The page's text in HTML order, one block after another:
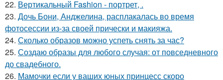
22. Вертикальный Fashion - портрет, .
23. Дочь Бони, Анджелина, расплакалась во время
фотосессии из-за своей прически и макияжа.
24. Сколько образов можно успеть снять за час?
25. Создаю образы для любого случая: от повседневного
до свадебного.
26. Мамочки если у ваших юных принцесс скоро